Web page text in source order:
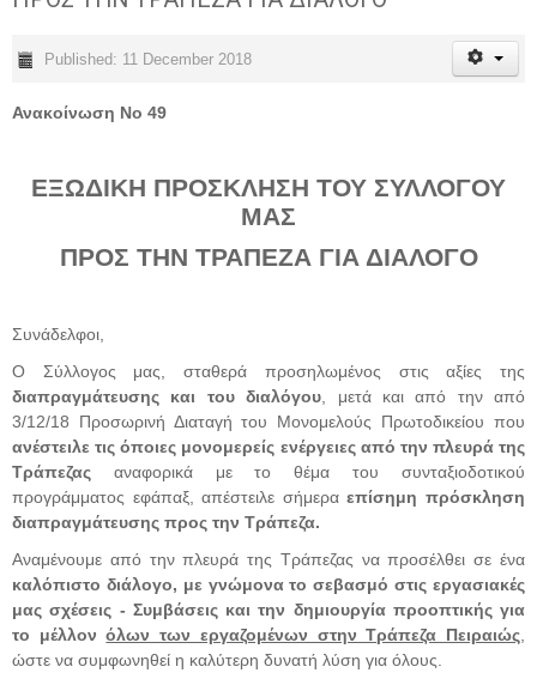
Published: 11 December 2018
Ανακοίνωση Νο 49
ΕΞΩΔΙΚΗ ΠΡΟΣΚΛΗΣΗ ΤΟΥ ΣΥΛΛΟΓΟΥ
ΜΑΣ
ΠΡΟΣ ΤΗΝ ΤΡΑΠΕΖΑ ΓΙΑ ΔΙΑΛΟΓΟ
Συνάδελφοι,
Ο Σύλλογος μας, σταθερά προσηλωμένος στις αξίες της
διαπραγμάτευσης και του διαλόγου , μετά και από την από
3/12/18 Προσωρινή Διαταγή του Μονομελούς Πρωτοδικείου που
ανέστειλε τις όποιες μονομερείς ενέργειες από την πλευρά της
Τράπεζας αναφορικά με το θέμα του συνταξιοδοτικού
προγράμματος εφάπαξ, απέστειλε σήμεραεπίσημη πρόσκληση
διαπραγμάτευσης προς την Τράπεζα.
Αναμένουμε από την πλευρά της Τράπεζας να προσέλθει σε ένα
καλόπιστο διάλογο, με γνώμονα το σεβασμό στις εργασιακές
μας σχέσεις - Συμβάσεις και την δημιουργία προοπτικής για
το μέλλονόλων των εργαζομένων στην Τράπεζα Πειραιώς
ώστε να συμφωνηθεί η καλύτερη δυνατή λύση για όλους.